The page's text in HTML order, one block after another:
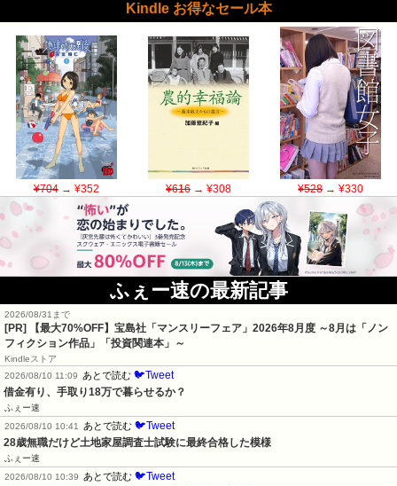
Kindle お得なセール本
¥704→ ¥352 ¥616→ ¥308 ¥528→ ¥330
ふぇー速の最新記事
2026/08/31まで
[PR] 【最大70%OFF】宝島社「マンスリーフェア」2026年8月度 ～8月は「ノン
フィクション作品」「投資関連本」～
Kindleストア
2026/08/10 11:09
あとで読む 🐦Tweet
借金有り、手取り18万で暮らせるか？
ふぇー速
2026/08/10 10:41
あとで読む 🐦Tweet
28歳無職だけど土地家屋調査士試験に最終合格した模様
ふぇー速
2026/08/10 10:39
あとで読む 🐦Tweet